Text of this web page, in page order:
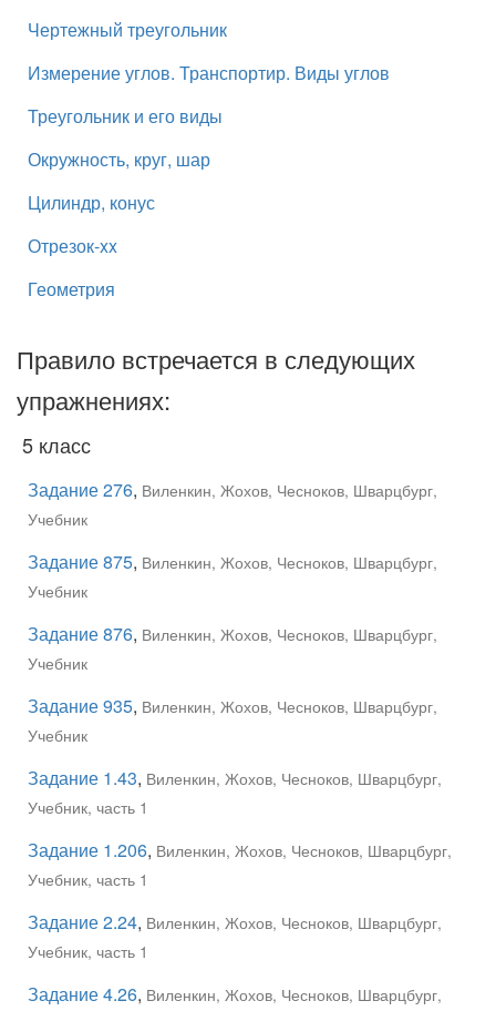
Чертежный треугольник
Измерение углов. Транспортир. Виды углов
Треугольник и его виды
Окружность, круг, шар
Цилиндр, конус
Отрезок-xx
Геометрия
Правило встречается в следующих
упражнениях:
5 класс
Задание 276, Виленкин, Жохов, Чесноков, Шварцбург,
Учебник
Задание 875, Виленкин, Жохов, Чесноков, Шварцбург,
Учебник
Задание 876, Виленкин, Жохов, Чесноков, Шварцбург,
Учебник
Задание 935, Виленкин, Жохов, Чесноков, Шварцбург,
Учебник
Задание 1.43, Виленкин, Жохов, Чесноков, Шварцбург,
Учебник, часть 1
Задание 1.206, Виленкин, Жохов, Чесноков, Шварцбург,
Учебник, часть 1
Задание 2.24, Виленкин, Жохов, Чесноков, Шварцбург,
Учебник, часть 1
Задание 4.26, Виленкин, Жохов, Чесноков, Шварцбург,